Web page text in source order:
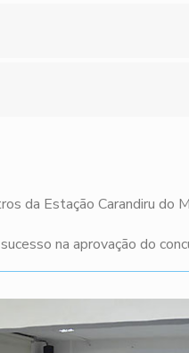
da Estação Carandiru do
na aprovação do